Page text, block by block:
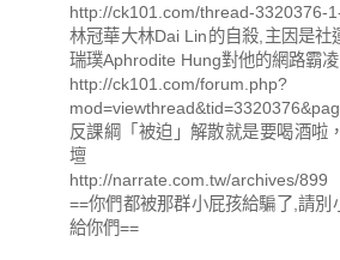
http://ck101.com/thread-3320376-
林冠華大林Dai Lin的自殺,主因是社
瑞璞Aphrodite Hung對他的網路霸
http://ck101.com/forum.php?
反課綱「被迫」解散就是要喝酒啦
壇
http://narrate.com.tw/archives/899
==你們都被那群小屁孩給騙了,請別
給你們==